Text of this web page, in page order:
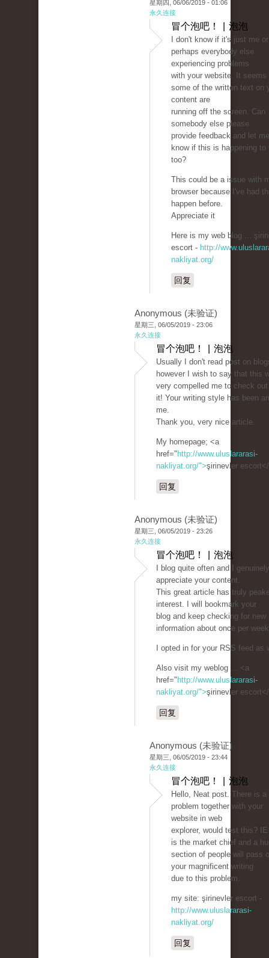
星期四, 06/06/2019 - 01:06
永久连接
冒个泡吧！ | 泡泡
I don't know if it's just me
perhaps everybody else
experiencing problems
with your website. It seems
some of the written text on
content are
running off the screen. Can
somebody else please
provide feedback and let me
know if this is happening to
too?
This could be a issue with
browser because I've had
happen before.
Appreciate it
Here is my web blog ...
escort - http://
nakliyat.org/
回复
Anonymous (未验证)
星期三, 06/05/2019 - 23:06
永久连接
冒个泡吧！ | 泡泡
Usually I don't read post on
however I wish to say that this
very compelled me to check
it! Your writing style has been
me.
Thank you, very nice article.
My homepage; <a
href=" http://www.uluslararasi-
nakliyat.org/">şirinevler
回复
Anonymous (未验证)
星期三, 06/05/2019 - 23:26
永久连接
冒个泡吧！ | 泡泡
I blog quite often and I genuinely
appreciate your content.
This great article has truly
interest. I will bookmark your
blog and keep checking for new
information about once per
I opted in for your RSS feed as
Also visit my weblog ... <a
href=" http://www.uluslararasi-
nakliyat.org/">şirinevler
回复
Anonymous (未验证)
星期三, 06/05/2019 - 23:44
永久连接
冒个泡吧！ | 泡泡
Hello, Neat post. There is a
problem together with your
website in web
explorer, would test this?
is the market chief and a
section of people will pass
your magnificent writing
due to this problem.
my site: şirinevler escort -
http://www.uluslararasi-
nakliyat.org/
回复